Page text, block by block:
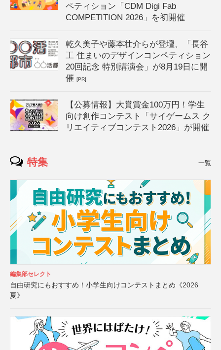
ペティション「CDM Digi Fab
COMPETITION 2026」を初開催
乾久美子や藤本壮介らが登壇、「長谷
工 住まいのデザインコンペティション
20回記念 特別講演会」が8月19日に開
催[PR]
【公募情報】大賞賞金100万円！学生
向け創作コンテスト「サイゲームス ク
リエイティブコンテスト2026」が開催
特集 一覧
編集部セレクト
自由研究にもおすすめ！小学生向けコンテストまとめ《2026
夏》